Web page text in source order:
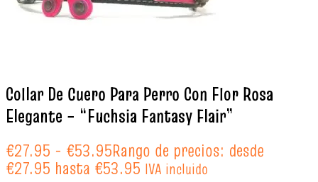
Collar De Cuero Para Perro Con Flor Rosa
Elegante – “Fuchsia Fantasy Flair”
€27.95 - €53.95Rango de precios: desde
€27.95 hasta €53.95 IVA incluido